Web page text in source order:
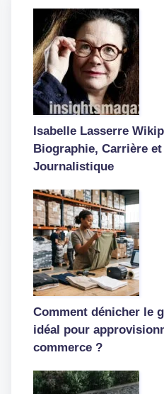
Isabelle Lasserre
Biographie, Carrière
Journalistique
Comment dénicher le
idéal pour
commerce ?